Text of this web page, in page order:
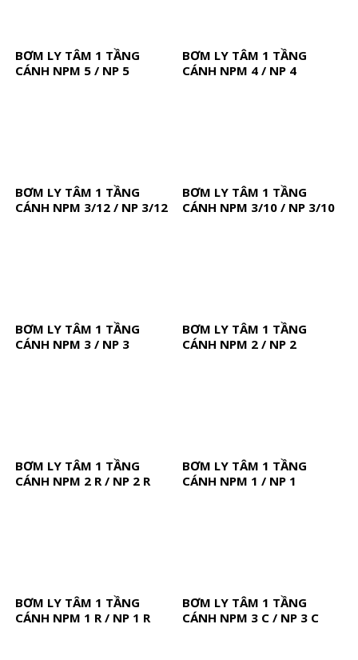
BƠM LY TÂM 1 TẦNG
CÁNH NPM 5 / NP 5
BƠM LY TÂM 1 TẦNG
CÁNH NPM 4 / NP 4
BƠM LY TÂM 1 TẦNG
CÁNH NPM 3/12 / NP 3/12
BƠM LY TÂM 1 TẦNG
CÁNH NPM 3/10 / NP 3/10
BƠM LY TÂM 1 TẦNG
CÁNH NPM 3 / NP 3
BƠM LY TÂM 1 TẦNG
CÁNH NPM 2 / NP 2
BƠM LY TÂM 1 TẦNG
CÁNH NPM 2 R / NP 2 R
BƠM LY TÂM 1 TẦNG
CÁNH NPM 1 / NP 1
BƠM LY TÂM 1 TẦNG
CÁNH NPM 1 R / NP 1 R
BƠM LY TÂM 1 TẦNG
CÁNH NPM 3 C / NP 3 C